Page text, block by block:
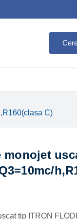
C)
monojet
tip ITRON